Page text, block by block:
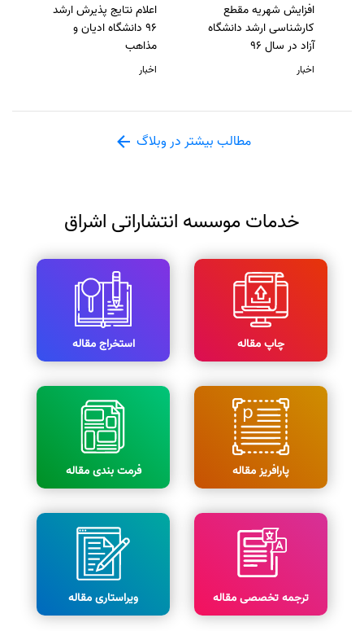
افزایش شهریه مقطع
کارشناسی ارشد دانشگاه
آزاد در سال 96
اخبار
اعلام نتایج پذیرش ارشد
96 دانشگاه ادیان و
مذاهب
اخبار
مطالب بیشتر در وبلاگ
خدمات موسسه انتشاراتی اشراق
چاپ مقاله استخراج مقاله
پارافریز مقاله فرمت بندی مقاله
ترجمه تخصصی مقاله ویراستاری مقاله